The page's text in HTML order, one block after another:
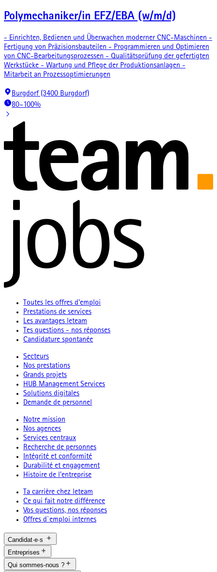
Polymechaniker/in EFZ/EBA (w/m/d)
- Einrichten, Bedienen und Überwachen moderner CNC-Maschinen -
Fertigung von Präzisionsbauteilen - Programmieren und Optimieren
von CNC-Bearbeitungsprozessen - Qualitätsprüfung der gefertigten
Werkstücke - Wartung und Pflege der Produktionsanlagen -
Mitarbeit an Prozessoptimierungen
Burgdorf (3400 Burgdorf)
80–100%
Toutes les offres d'emploi
Prestations de services
Les avantages leteam
Tes questions - nos réponses
Candidature spontanée
Secteurs
Nos prestations
Grands projets
HUB Management Services
Solutions digitales
Demande de personnel
Notre mission
Nos agences
Services centraux
Recherche de personnes
Intégrité et conformité
Durabilité et engagement
Histoire de l’entreprise
Ta carrière chez leteam
Ce qui fait notre différence
Vos questions, nos réponses
Offres d`emploi internes
Candidat·e·s
Entreprises
Qui sommes-nous ?